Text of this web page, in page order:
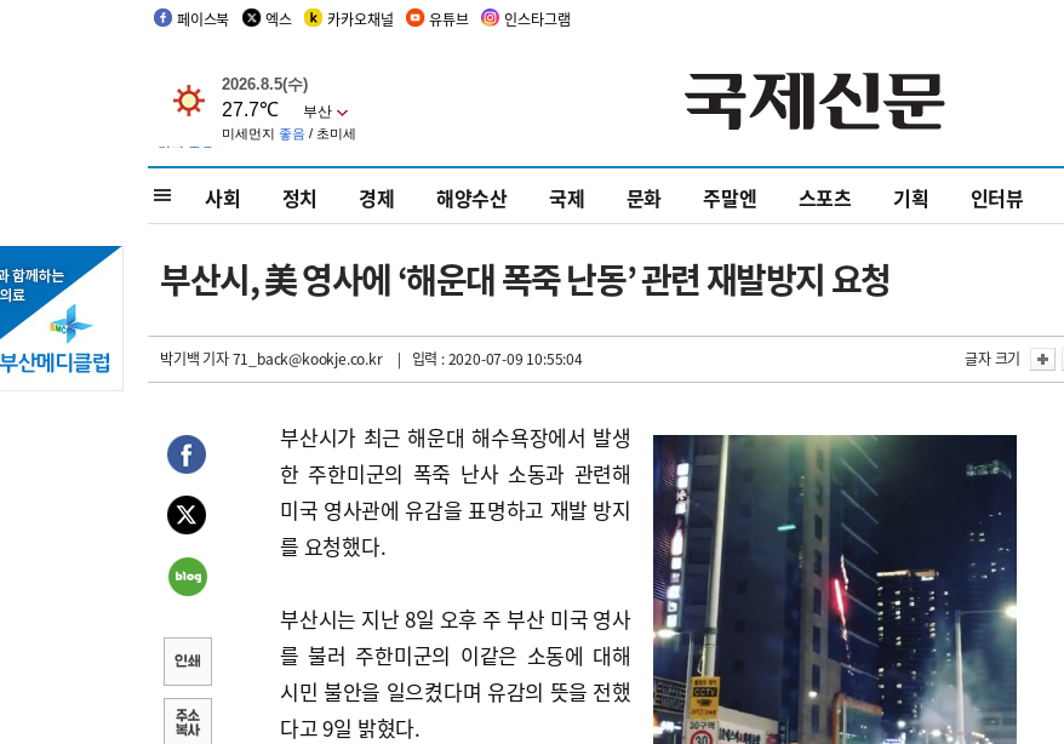
페이스북 엑스 카카오채널 유튜브 인스타그램
사회 정치 경제 해양수산 국제 문화 주말엔 스포츠 기획 인터뷰
부산시, 美 영사에 ‘해운대 폭죽 난동’ 관련 재발방지 요청
박기백 기자71_back@kookje.co.kr | 입력 : 2020-07-09 10:55:04 글자 크기
부산시가 최근 해운대 해수욕장에서 발생
한 주한미군의 폭죽 난사 소동과 관련해
미국 영사관에 유감을 표명하고 재발 방지
를 요청했다.
부산시는 지난 8일 오후 주 부산 미국 영사
를 불러 주한미군의 이같은 소동에 대해
시민 불안을 일으켰다며 유감의 뜻을 전했
다고 9일 밝혔다.